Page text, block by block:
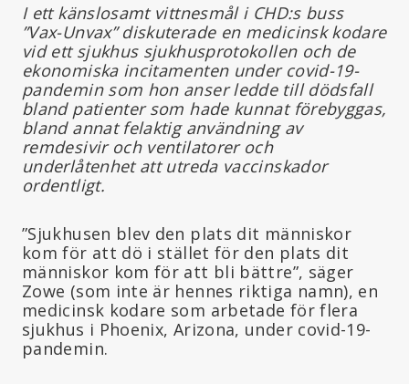
I ett känslosamt vittnesmål i CHD:s buss
”Vax-Unvax” diskuterade en medicinsk kodare
vid ett sjukhus sjukhusprotokollen och de
ekonomiska incitamenten under covid-19-
pandemin som hon anser ledde till dödsfall
bland patienter som hade kunnat förebyggas,
bland annat felaktig användning av
remdesivir och ventilatorer och
underlåtenhet att utreda vaccinskador
ordentligt.
”Sjukhusen blev den plats dit människor
kom för att dö i stället för den plats dit
människor kom för att bli bättre”, säger
Zowe (som inte är hennes riktiga namn), en
medicinsk kodare som arbetade för flera
sjukhus i Phoenix, Arizona, under covid-19-
pandemin.